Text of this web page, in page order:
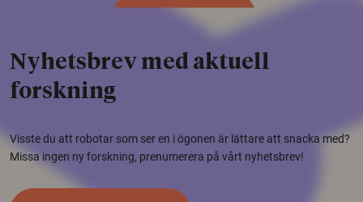
Nyhetsbrev med aktuell
forskning
Visste du att robotar som ser en i ögonen är lättare att snacka med?
Missa ingen ny forskning, prenumerera på vårt nyhetsbrev!